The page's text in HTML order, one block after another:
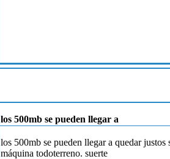
los 500mb se pueden llegar a
los 500mb se pueden llegar a quedar
máquina todoterreno. suerte